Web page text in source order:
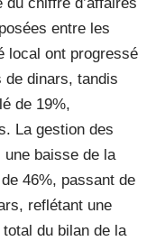
entre les
local ont progressé
de dinars, tandis
de 19%,
La gestion des
baisse de la
46%, passant de
reflétant une
du bilan de la